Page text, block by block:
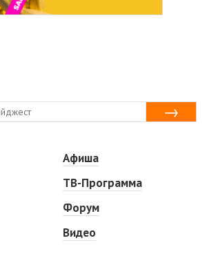
Афиша
ТВ-Программа
Форум
Видео